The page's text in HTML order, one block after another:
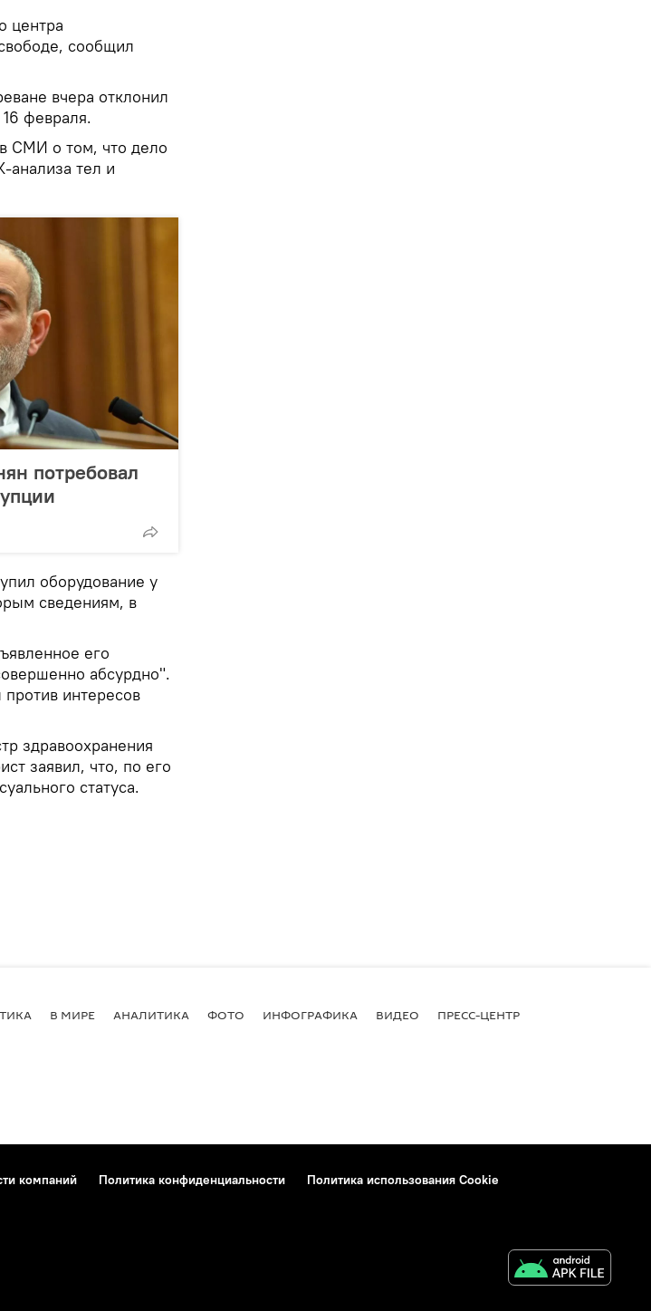
центра
сообщил
вчера отклонил
февраля.
СМИ о том, что дело
анализа тел и
потребовал
оборудование у
сведениям, в
его
абсурдно".
интересов
здравоохранения
заявил, что, по его
статуса.
В МИРЕ АНАЛИТИКА ФОТО ИНФОГРАФИКА ВИДЕО ПРЕСС-ЦЕНТР
компаний Политика конфиденциальности
Политика использования Cookie